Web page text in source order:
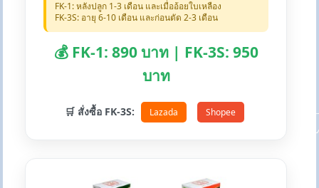
FK-1: หลังปลูก 1-3 เดือน และเมื่ออ้อยใบเหลือง
FK-3S: อายุ 6-10 เดือน และก่อนตัด 2-3 เดือน
💰 FK-1: 890 บาท | FK-3S: 950
บาท
🛒 สั่งซื้อ FK-3S: Lazada Shopee